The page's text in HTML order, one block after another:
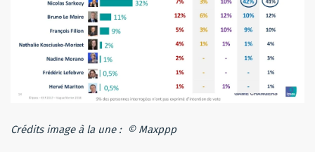
Crédits image à la une : © Maxppp